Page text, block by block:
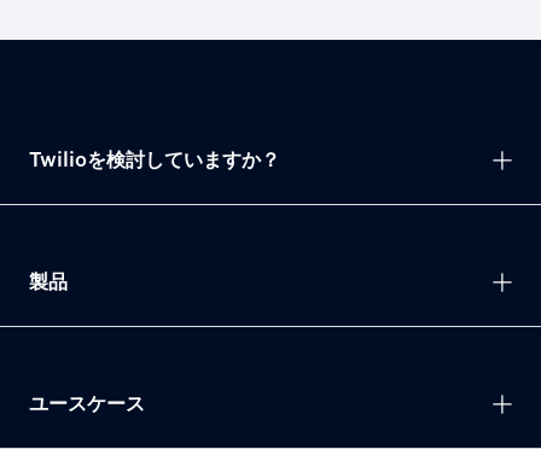
Twilioを検討していますか？
製品
ユースケース